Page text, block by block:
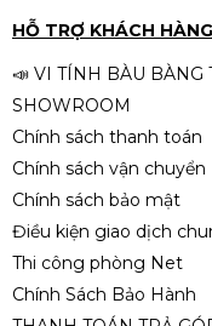
HỖ TRỢ KHÁCH HÀNG
📣 VI TÍNH BÀU BÀNG
SHOWROOM
Chính sách thanh toán
Chính sách vận chuyển
Chính sách bảo mật
Điều kiện giao dịch
Thi công phòng Net
Chính Sách Bảo Hành